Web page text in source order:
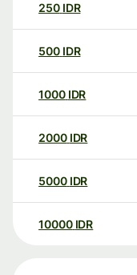
250 IDR
500 IDR
1000 IDR
2000 IDR
5000 IDR
10000 IDR